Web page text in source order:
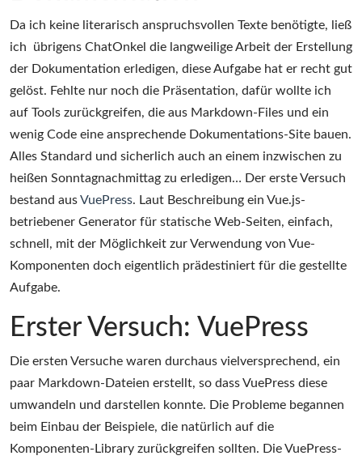
Da ich keine literarisch anspruchsvollen Texte benötigte, ließ
ich übrigens ChatOnkel die langweilige Arbeit der Erstellung
der Dokumentation erledigen, diese Aufgabe hat er recht gut
gelöst. Fehlte nur noch die Präsentation, dafür wollte ich
auf Tools zurückgreifen, die aus Markdown-Files und ein
wenig Code eine ansprechende Dokumentations-Site bauen.
Alles Standard und sicherlich auch an einem inzwischen zu
heißen Sonntagnachmittag zu erledigen… Der erste Versuch
bestand ausVuePress. Laut Beschreibung ein Vue.js-
betriebener Generator für statische Web-Seiten, einfach,
schnell, mit der Möglichkeit zur Verwendung von Vue-
Komponenten doch eigentlich prädestiniert für die gestellte
Aufgabe.
Erster Versuch: VuePress
Die ersten Versuche waren durchaus vielversprechend, ein
paar Markdown-Dateien erstellt, so dass VuePress diese
umwandeln und darstellen konnte. Die Probleme begannen
beim Einbau der Beispiele, die natürlich auf die
Komponenten-Library zurückgreifen sollten. Die VuePress-